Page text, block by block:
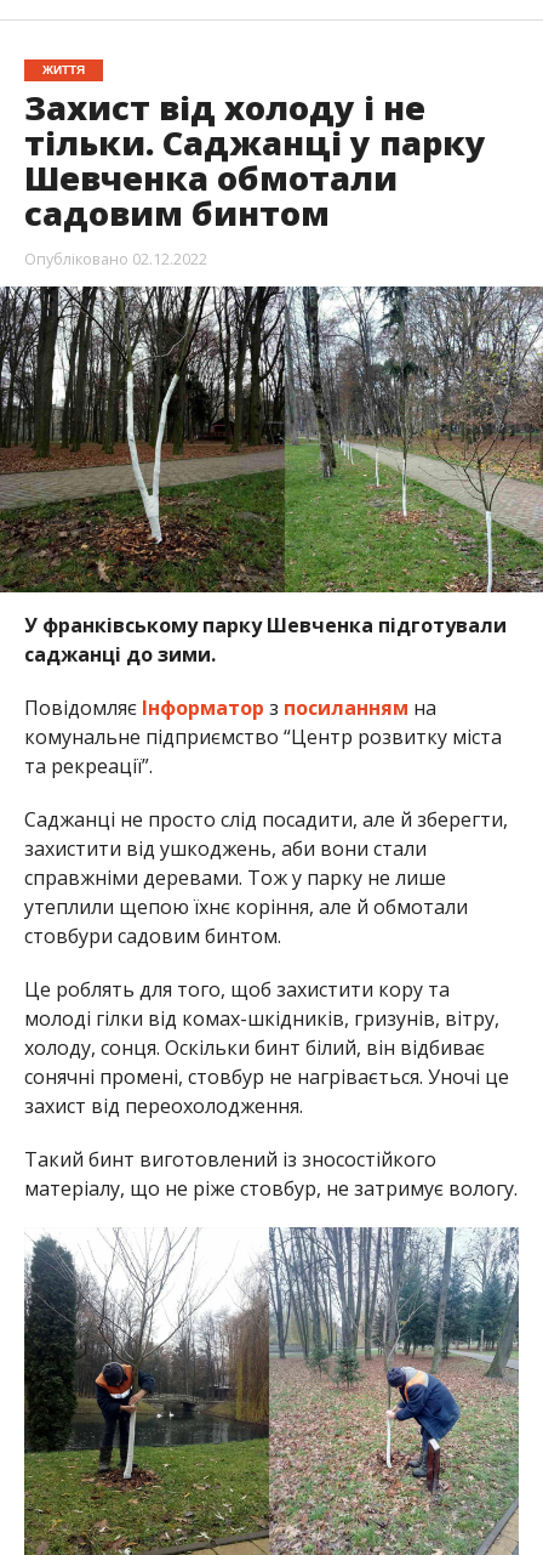
ЖИТТЯ
Захист від холоду і не
тільки. Саджанці у парку
Шевченка обмотали
садовим бинтом
Опубліковано 02.12.2022
У франківському парку Шевченка підготували
саджанці до зими.
Повідомляє Інформатор з посиланням на
комунальне підприємство “Центр розвитку міста
та рекреації”.
Саджанці не просто слід посадити, але й зберегти,
захистити від ушкоджень, аби вони стали
справжніми деревами. Тож у парку не лише
утеплили щепою їхнє коріння, але й обмотали
стовбури садовим бинтом.
Це роблять для того, щоб захистити кору та
молоді гілки від комах-шкідників, гризунів, вітру,
холоду, сонця. Оскільки бинт білий, він відбиває
сонячні промені, стовбур не нагрівається. Уночі це
захист від переохолодження.
Такий бинт виготовлений із зносостійкого
матеріалу, що не ріже стовбур, не затримує вологу.